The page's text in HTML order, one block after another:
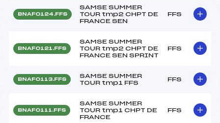
BNAF0124.FFS
SAMSE SUMMER
TOUR tmp2 CHPT DE
FRANCE SEN
FFS
BNAF0121.FFS
SAMSE SUMMER
TOUR tmp2 CHPT DE
FRANCE SEN SPRINT
FFS
BNAF0113.FFS
SAMSE SUMMER
TOUR tmp1 FFS
FFS
BNAF0111.FFS
SAMSE SUMMER
TOUR tmp1 CHPT DE
FRANCE
FFS